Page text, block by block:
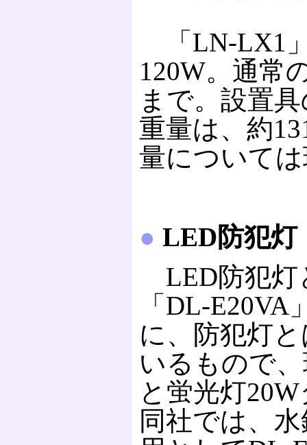
「LN-LX1
120W。通常
まで。設置
重量は、約
量について
● LED防犯灯
LED防犯灯
「DL-
に、防犯灯
いるもので
と蛍光灯
同社では、